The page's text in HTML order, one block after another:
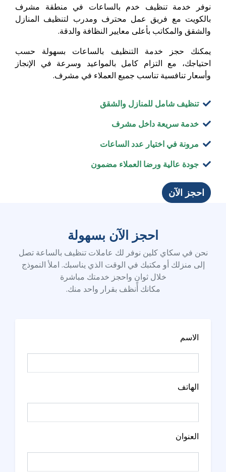
نوفر خدمة تنظيف خدم بالساعات في منطقة مشرف
بالكويت مع فريق عمل محترف ومدرب لتنظيف المنازل
والشقق والمكاتب بأعلى معايير النظافة والدقة.
يمكنك حجز خدمة التنظيف بالساعات بسهولة حسب
احتياجك، مع التزام كامل بالمواعيد وسرعة في الإنجاز
وأسعار تنافسية تناسب جميع العملاء في مشرف.
تنظيف شامل للمنازل والشقق
خدمة سريعة داخل مشرف
مرونة في اختيار عدد الساعات
جودة عالية ورضا العملاء مضمون
احجز الآن
احجز الآن بسهولة
نحن في سكاي كلين نوفر لك عاملات تنظيف بالساعة تصل
إلى منزلك أو مكتبك في الوقت الذي يناسبك. املأ النموذج
خلال ثوانٍ واحجز خدمتك مباشرة
مكانك أنظف بقرار واحد منك.
الاسم
الهاتف
العنوان